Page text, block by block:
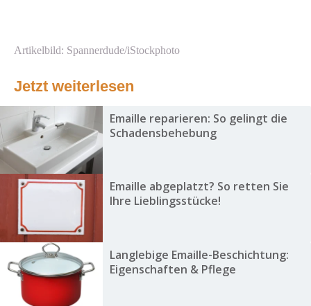
Artikelbild: Spannerdude/iStockphoto
Jetzt weiterlesen
Emaille reparieren: So gelingt die
Schadensbehebung
Emaille abgeplatzt? So retten Sie
Ihre Lieblingsstücke!
Langlebige Emaille-Beschichtung:
Eigenschaften & Pflege